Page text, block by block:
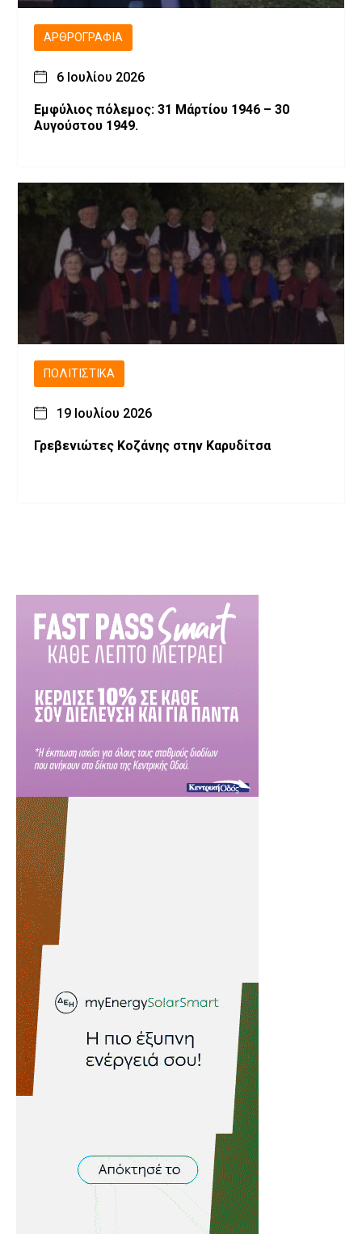
ΑΡΘΡΟΓΡΑΦΊΑ
6 Ιουλίου 2026
Εμφύλιος πόλεμος: 31 Μάρτίου 1946 – 30
Αυγούστου 1949.
ΠΟΛΙΤΙΣΤΙΚΆ
19 Ιουλίου 2026
Γρεβενιώτες Κοζάνης στην Καρυδίτσα